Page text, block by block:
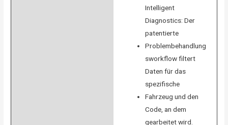
Intelligent
Diagnostics: Der
patentierte
Problembehandlung
sworkflow filtert
Daten für das
spezifische
Fahrzeug und den
Code, an dem
gearbeitet wird.